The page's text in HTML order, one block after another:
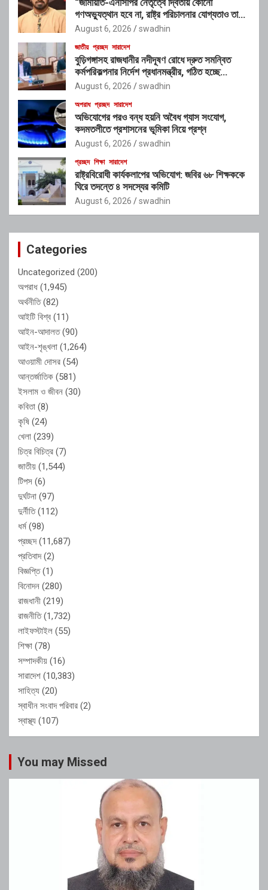
গণঅভ্যুত্থান হবে না, রাষ্ট্র পরিচালনার যোগ্যতাও তাদের
নেই”: রাশেদ খাঁনের
August 6, 2026 swadhin
জাতীয় প্রচ্ছদ সারাদেশ
বুড়িগঙ্গাসহ রাজধানীর নদীদূষণ রোধে দ্রুত সমন্বিত
কর্মপরিকল্পনার নির্দেশ প্রধানমন্ত্রীর, গঠিত হচ্ছে
আন্তঃসংস্থা সমন্বয় কমিটি
August 6, 2026 swadhin
অপরাধ প্রচ্ছদ সারাদেশ
অভিযোগের পরও বন্ধ হয়নি অবৈধ গ্যাস সংযোগ,
কদমতলীতে প্রশাসনের ভূমিকা নিয়ে প্রশ্ন
August 6, 2026 swadhin
প্রচ্ছদ শিক্ষা সারাদেশ
রাষ্ট্রবিরোধী কার্যকলাপের অভিযোগ: জবির ৬৮ শিক্ষককে
ঘিরে তদন্তে ৪ সদস্যের কমিটি
August 6, 2026 swadhin
Categories
Uncategorized (200)
অপরাধ (1,945)
অর্থনীতি(82)
আইটি বিশ্ব (11)
আইন-আদালত(90)
আইন-শৃঙ্খলা (1,264)
আওয়ামী দোসর (54)
আন্তর্জাতিক (581)
ইসলাম ও জীবন (30)
কবিতা (8)
কৃষি (24)
খেলা (239)
চিত্র বিচিত্র (7)
জাতীয় (1,544)
টিপস (6)
দুর্ঘটনা (97)
দুর্নীতি(112)
ধর্ম(98)
প্রচ্ছদ(11,687)
প্রতিবাদ(2)
বিজ্ঞপ্তি(1)
বিনোদন (280)
রাজধানী (219)
রাজনীতি(1,732)
লাইফস্টাইল (55)
শিক্ষা (78)
সম্পাদকীয় (16)
সারাদেশ (10,383)
সাহিত্য (20)
স্বাধীন সংবাদ পরিবার (2)
স্বাস্থ্য (107)
You may Missed